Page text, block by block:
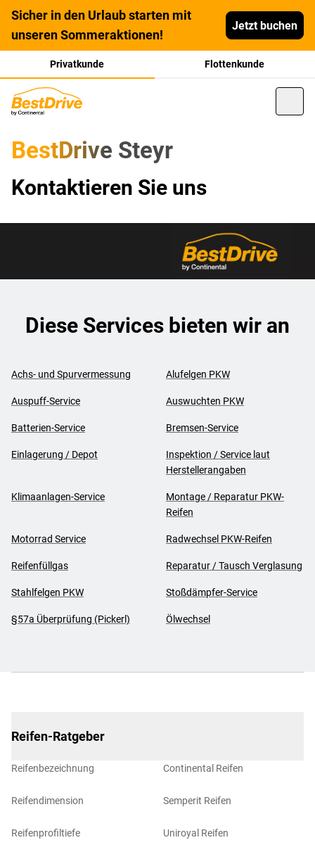
Sicher in den Urlaub starten mit
unseren Sommeraktionen!
Jetzt buchen
Privatkunde Flottenkunde
BestDrive Steyr
Kontaktieren Sie uns
Diese Services bieten wir an
Achs- und Spurvermessung Alufelgen PKW
Auspuff-Service Auswuchten PKW
Batterien-Service Bremsen-Service
Einlagerung / Depot
Inspektion / Service laut
Herstellerangaben
Klimaanlagen-Service
Montage / Reparatur PKW-
Reifen
Motorrad Service Radwechsel PKW-Reifen
Reifenfüllgas Reparatur / Tausch Verglasung
Stahlfelgen PKW Stoßdämpfer-Service
§57a Überprüfung (Pickerl) Ölwechsel
Reifen-Ratgeber
Reifenbezeichnung
Reifendimension
Reifenprofiltiefe
Continental Reifen
Semperit Reifen
Uniroyal Reifen